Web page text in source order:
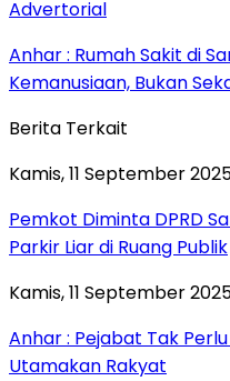
Advertorial
Anhar : Rumah Sakit di
Kemanusiaan, Bukan
Berita Terkait
Kamis, 11 September
Pemkot Diminta DPRD
Parkir Liar di Ruang Publik
Kamis, 11 September
Anhar : Pejabat Tak
Utamakan Rakyat